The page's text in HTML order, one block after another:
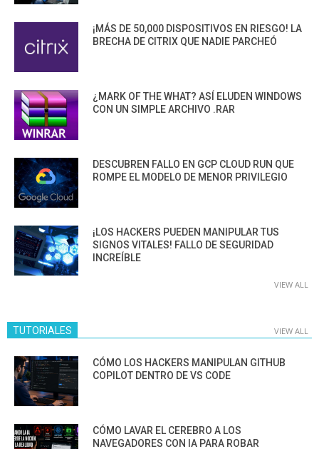
¡MÁS DE 50,000 DISPOSITIVOS EN RIESGO! LA
BRECHA DE CITRIX QUE NADIE PARCHEÓ
¿MARK OF THE WHAT? ASÍ ELUDEN WINDOWS
CON UN SIMPLE ARCHIVO .RAR
DESCUBREN FALLO EN GCP CLOUD RUN QUE
ROMPE EL MODELO DE MENOR PRIVILEGIO
¡LOS HACKERS PUEDEN MANIPULAR TUS
SIGNOS VITALES! FALLO DE SEGURIDAD
INCREÍBLE
VIEW ALL
TUTORIALES VIEW ALL
CÓMO LOS HACKERS MANIPULAN GITHUB
COPILOT DENTRO DE VS CODE
CÓMO LAVAR EL CEREBRO A LOS
NAVEGADORES CON IA PARA ROBAR